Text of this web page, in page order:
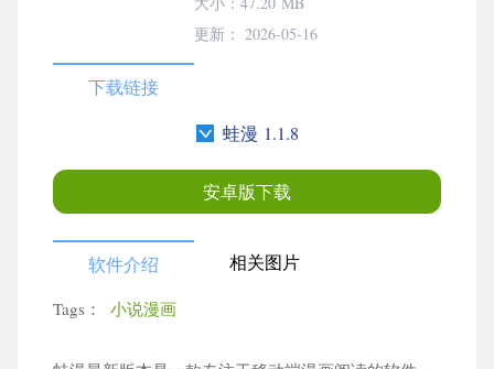
更新： 2026-05-16
下载链接
蛙漫 1.1.8
安卓版下载
软件介绍 相关图片
Tags： 小说漫画